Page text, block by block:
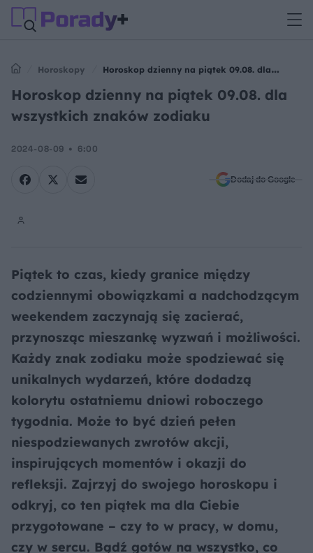
Horoskopy
Horoskop dzienny na piątek 09.08. dla
wszystkich znaków zodiaku
Horoskop dzienny na piątek 09.08. dla
wszystkich znaków zodiaku
2024-08-09 6:00
Dodaj do Google
Piątek to czas, kiedy granice między
codziennymi obowiązkami a nadchodzącym
weekendem zaczynają się zacierać,
przynosząc mieszankę wyzwań i możliwości.
Każdy znak zodiaku może spodziewać się
unikalnych wydarzeń, które dodadzą
kolorytu ostatniemu dniowi roboczego
tygodnia. Może to być dzień pełen
niespodziewanych zwrotów akcji,
inspirujących momentów i okazji do
refleksji. Zajrzyj do swojego horoskopu i
odkryj, co ten piątek ma dla Ciebie
przygotowane – czy to w pracy, w domu,
czy w sercu. Bądź gotów na wszystko, co